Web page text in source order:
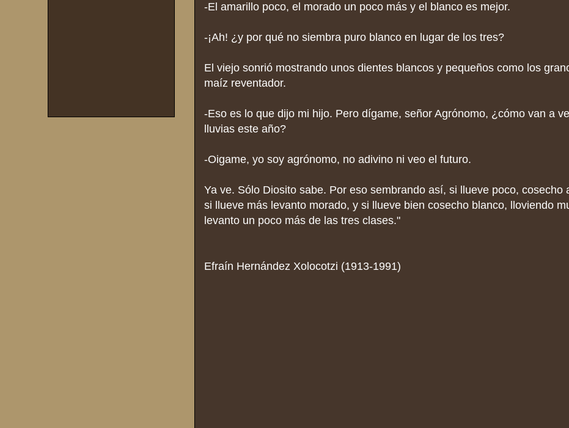
-El amarillo poco, el morado un poco más y el blanco es mejor.
-¡Ah! ¿y por qué no siembra puro blanco en lugar de los tres?
El viejo sonrió mostrando unos dientes blancos y pequeños como los
maíz reventador.
-Eso es lo que dijo mi hijo. Pero dígame, señor Agrónomo, ¿cómo van a
lluvias este año?
-Oigame, yo soy agrónomo, no adivino ni veo el futuro.
Ya ve. Sólo Diosito sabe. Por eso sembrando así, si llueve poco, cosecho
si llueve más levanto morado, y si llueve bien cosecho blanco, lloviendo
levanto un poco más de las tres clases."
Efraín Hernández Xolocotzi (1913-1991)